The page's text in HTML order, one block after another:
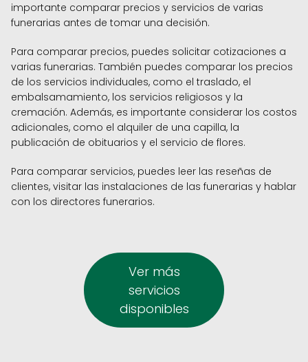
importante comparar precios y servicios de varias
funerarias antes de tomar una decisión.
Para comparar precios, puedes solicitar cotizaciones a
varias funerarias. También puedes comparar los precios
de los servicios individuales, como el traslado, el
embalsamamiento, los servicios religiosos y la
cremación. Además, es importante considerar los costos
adicionales, como el alquiler de una capilla, la
publicación de obituarios y el servicio de flores.
Para comparar servicios, puedes leer las reseñas de
clientes, visitar las instalaciones de las funerarias y hablar
con los directores funerarios.
Ver más
servicios
disponibles